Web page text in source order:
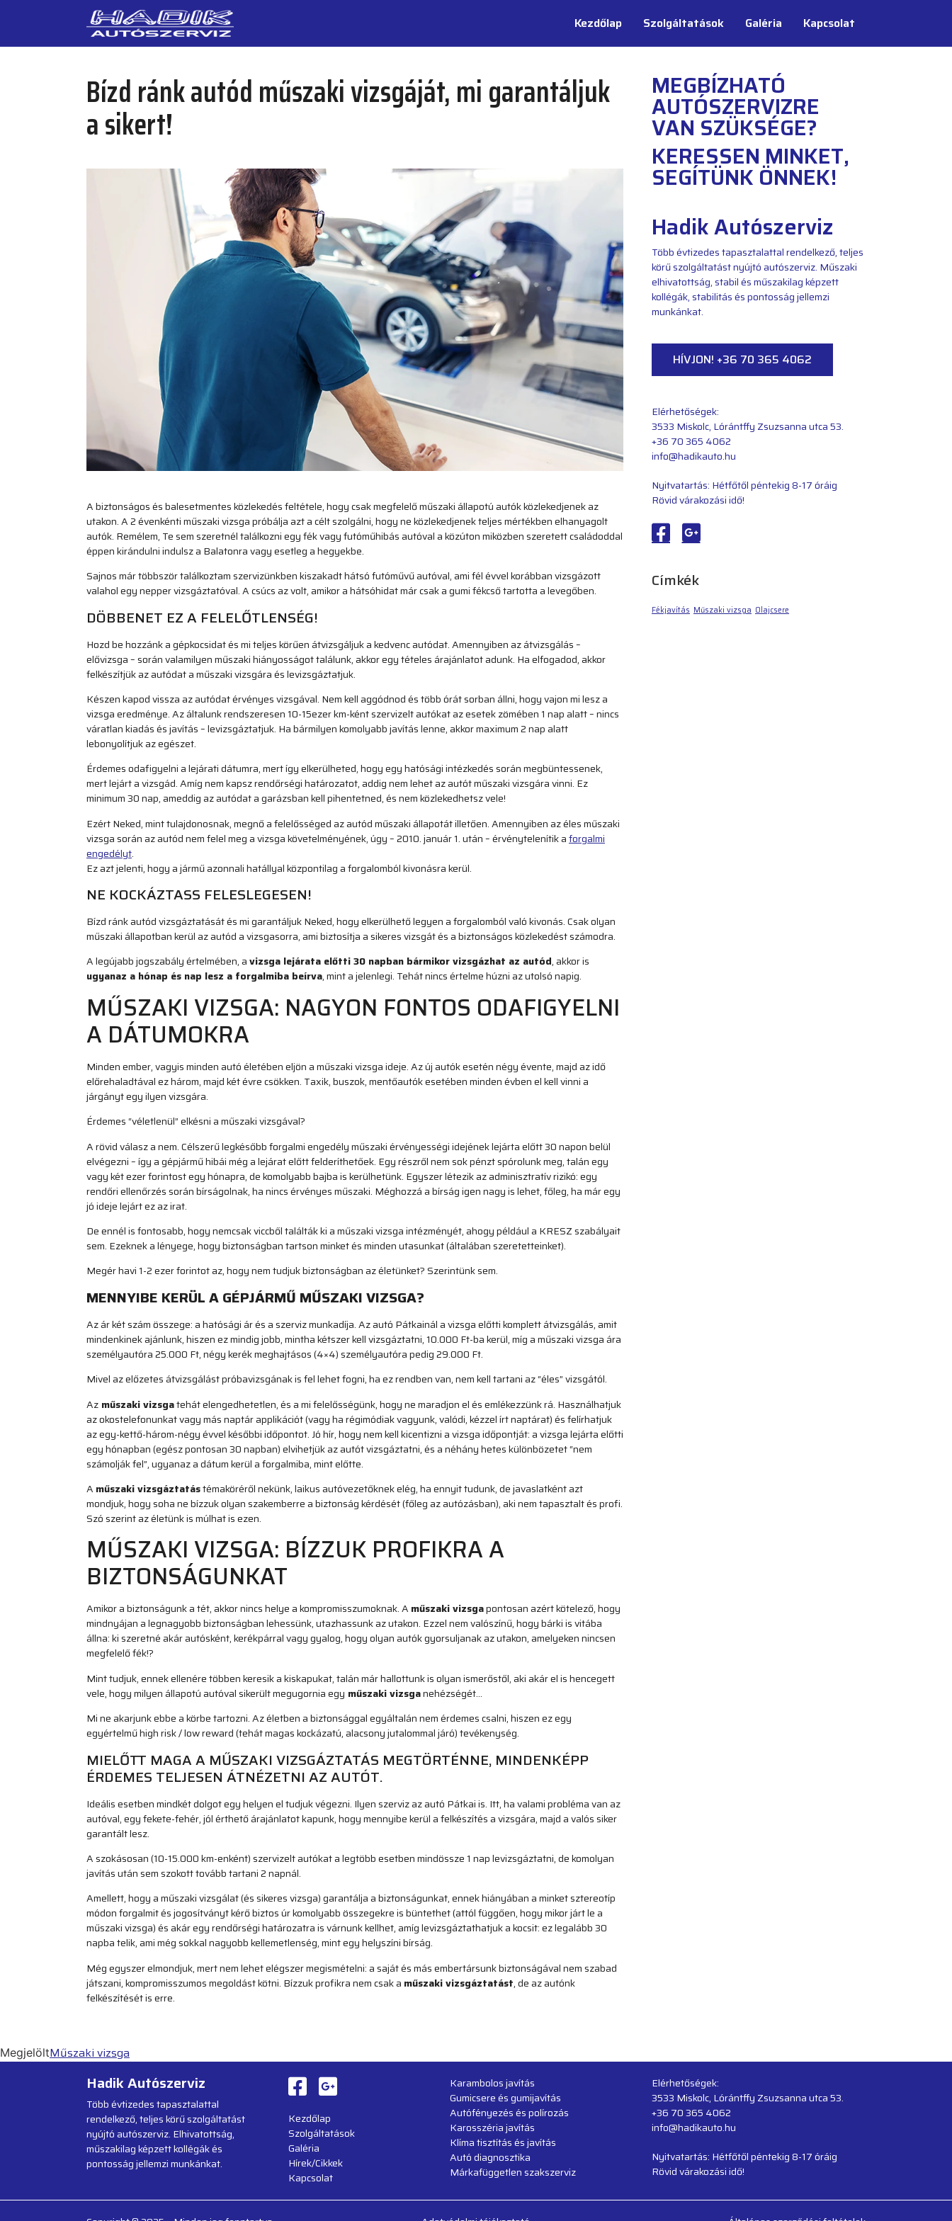
Kezdőlap Szolgáltatások Galéria Kapcsolat
Bízd ránk autód műszaki vizsgáját, mi garantáljuk
a sikert!
A biztonságos és balesetmentes közlekedés feltétele, hogy csak megfelelő műszaki állapotú autók közlekedjenek az
utakon. A 2 évenkénti műszaki vizsga próbálja azt a célt szolgálni, hogy ne közlekedjenek teljes mértékben elhanyagolt
autók. Remélem, Te sem szeretnél találkozni egy fék vagy futóműhibás autóval a közúton miközben szeretett családoddal
éppen kirándulni indulsz a Balatonra vagy esetleg a hegyekbe.
Sajnos már többször találkoztam szervizünkben kiszakadt hátsó futóművű autóval, ami fél évvel korábban vizsgázott
valahol egy nepper vizsgáztatóval. A csúcs az volt, amikor a hátsóhidat már csak a gumi fékcső tartotta a levegőben.
DÖBBENET EZ A FELELŐTLENSÉG!
Hozd be hozzánk a gépkocsidat és mi teljes körűen átvizsgáljuk a kedvenc autódat. Amennyiben az átvizsgálás –
elővizsga – során valamilyen műszaki hiányosságot találunk, akkor egy tételes árajánlatot adunk. Ha elfogadod, akkor
felkészítjük az autódat a műszaki vizsgára és levizsgáztatjuk.
Készen kapod vissza az autódat érvényes vizsgával. Nem kell aggódnod és több órát sorban állni, hogy vajon mi lesz a
vizsga eredménye. Az általunk rendszeresen 10-15ezer km-ként szervizelt autókat az esetek zömében 1 nap alatt – nincs
váratlan kiadás és javítás – levizsgáztatjuk. Ha bármilyen komolyabb javítás lenne, akkor maximum 2 nap alatt
lebonyolítjuk az egészet.
Érdemes odafigyelni a lejárati dátumra, mert így elkerülheted, hogy egy hatósági intézkedés során megbüntessenek,
mert lejárt a vizsgád. Amíg nem kapsz rendőrségi határozatot, addig nem lehet az autót műszaki vizsgára vinni. Ez
minimum 30 nap, ameddig az autódat a garázsban kell pihentetned, és nem közlekedhetsz vele!
Ezért Neked, mint tulajdonosnak, megnő a felelősséged az autód műszaki állapotát illetően. Amennyiben az éles műszaki
vizsga során az autód nem felel meg a vizsga követelményének, úgy – 2010. január 1. után – érvénytelenítik aforgalmi
engedélyt.
Ez azt jelenti, hogy a jármű azonnali hatállyal központilag a forgalomból kivonásra kerül.
NE KOCKÁZTASS FELESLEGESEN!
Bízd ránk autód vizsgáztatását és mi garantáljuk Neked, hogy elkerülhető legyen a forgalomból való kivonás. Csak olyan
műszaki állapotban kerül az autód a vizsgasorra, ami biztosítja a sikeres vizsgát és a biztonságos közlekedést számodra.
A legújabb jogszabály értelmében, avizsga lejárata előtti 30 napban bármikor vizsgázhat az autód, akkor is
ugyanaz a hónap és nap lesz a forgalmiba beírva, mint a jelenlegi. Tehát nincs értelme húzni az utolsó napig.
MŰSZAKI VIZSGA: NAGYON FONTOS ODAFIGYELNI
A DÁTUMOKRA
Minden ember, vagyis minden autó életében eljön a műszaki vizsga ideje. Az új autók esetén négy évente, majd az idő
előrehaladtával ez három, majd két évre csökken. Taxik, buszok, mentőautók esetében minden évben el kell vinni a
járgányt egy ilyen vizsgára.
Érdemes “véletlenül” elkésni a műszaki vizsgával?
A rövid válasz a nem. Célszerű legkésőbb forgalmi engedély műszaki érvényességi idejének lejárta előtt 30 napon belül
elvégezni – így a gépjármű hibái még a lejárat előtt felderíthetőek. Egy részről nem sok pénzt spórolunk meg, talán egy
vagy két ezer forintost egy hónapra, de komolyabb bajba is kerülhetünk. Egyszer létezik az adminisztratív rizikó: egy
rendőri ellenőrzés során bírságolnak, ha nincs érvényes műszaki. Méghozzá a bírság igen nagy is lehet, főleg, ha már egy
jó ideje lejárt ez az irat.
De ennél is fontosabb, hogy nemcsak viccből találták ki a műszaki vizsga intézményét, ahogy például a KRESZ szabályait
sem. Ezeknek a lényege, hogy biztonságban tartson minket és minden utasunkat (általában szeretetteinket).
Megér havi 1-2 ezer forintot az, hogy nem tudjuk biztonságban az életünket? Szerintünk sem.
MENNYIBE KERÜL A GÉPJÁRMŰ MŰSZAKI VIZSGA?
Az ár két szám összege: a hatósági ár és a szerviz munkadíja. Az autó Pátkainál a vizsga előtti komplett átvizsgálás, amit
mindenkinek ajánlunk, hiszen ez mindig jobb, mintha kétszer kell vizsgáztatni, 10.000 Ft-ba kerül, míg a műszaki vizsga ára
személyautóra 25.000 Ft, négy kerék meghajtásos (4×4) személyautóra pedig 29.000 Ft.
Mivel az előzetes átvizsgálást próbavizsgának is fel lehet fogni, ha ez rendben van, nem kell tartani az “éles” vizsgától.
Az műszaki vizsgatehát elengedhetetlen, és a mi felelősségünk, hogy ne maradjon el és emlékezzünk rá. Használhatjuk
az okostelefonunkat vagy más naptár applikációt (vagy ha régimódiak vagyunk, valódi, kézzel írt naptárat) és felírhatjuk
az egy-kettő-három-négy évvel későbbi időpontot. Jó hír, hogy nem kell kicentizni a vizsga időpontját: a vizsga lejárta előtti
egy hónapban (egész pontosan 30 napban) elvihetjük az autót vizsgáztatni, és a néhány hetes különbözetet “nem
számolják fel”, ugyanaz a dátum kerül a forgalmiba, mint előtte.
A műszaki vizsgáztatástémaköréről nekünk, laikus autóvezetőknek elég, ha ennyit tudunk, de javaslatként azt
mondjuk, hogy soha ne bízzuk olyan szakemberre a biztonság kérdését (főleg az autózásban), aki nem tapasztalt és profi.
Szó szerint az életünk is múlhat is ezen.
MŰSZAKI VIZSGA: BÍZZUK PROFIKRA A
BIZTONSÁGUNKAT
Amikor a biztonságunk a tét, akkor nincs helye a kompromisszumoknak. A műszaki vizsgapontosan azért kötelező, hogy
mindnyájan a legnagyobb biztonságban lehessünk, utazhassunk az utakon. Ezzel nem valószínű, hogy bárki is vitába
állna: ki szeretné akár autósként, kerékpárral vagy gyalog, hogy olyan autók gyorsuljanak az utakon, amelyeken nincsen
megfelelő fék!?
Mint tudjuk, ennek ellenére többen keresik a kiskapukat, talán már hallottunk is olyan ismerőstől, aki akár el is hencegett
vele, hogy milyen állapotú autóval sikerült megugornia egy műszaki vizsganehézségét…
Mi ne akarjunk ebbe a körbe tartozni. Az életben a biztonsággal egyáltalán nem érdemes csalni, hiszen ez egy
egyértelmű high risk / low reward (tehát magas kockázatú, alacsony jutalommal járó) tevékenység.
MIELŐTT MAGA A MŰSZAKI VIZSGÁZTATÁS MEGTÖRTÉNNE, MINDENKÉPP
ÉRDEMES TELJESEN ÁTNÉZETNI AZ AUTÓT.
Ideális esetben mindkét dolgot egy helyen el tudjuk végezni. Ilyen szerviz az autó Pátkai is. Itt, ha valami probléma van az
autóval, egy fekete-fehér, jól érthető árajánlatot kapunk, hogy mennyibe kerül a felkészítés a vizsgára, majd a valós siker
garantált lesz.
A szokásosan (10-15.000 km-enként) szervizelt autókat a legtöbb esetben mindössze 1 nap levizsgáztatni, de komolyan
javítás után sem szokott tovább tartani 2 napnál.
Amellett, hogy a műszaki vizsgálat (és sikeres vizsga) garantálja a biztonságunkat, ennek hiányában a minket sztereotíp
módon forgalmit és jogosítványt kérő biztos úr komolyabb összegekre is büntethet (attól függően, hogy mikor járt le a
műszaki vizsga) és akár egy rendőrségi határozatra is várnunk kellhet, amíg levizsgáztathatjuk a kocsit: ez legalább 30
napba telik, ami még sokkal nagyobb kellemetlenség, mint egy helyszíni bírság.
Még egyszer elmondjuk, mert nem lehet elégszer megismételni: a saját és más embertársunk biztonságával nem szabad
játszani, kompromisszumos megoldást kötni. Bízzuk profikra nem csak a műszaki vizsgáztatást, de az autónk
felkészítését is erre.
MEGBÍZHATÓ
AUTÓSZERVIZRE
VAN SZÜKSÉGE?
KERESSEN MINKET,
SEGÍTÜNK ÖNNEK!
Hadik Autószerviz
Több évtizedes tapasztalattal rendelkező, teljes
körű szolgáltatást nyújtó autószerviz. Műszaki
elhivatottság, stabil és műszakilag képzett
kollégák, stabilitás és pontosság jellemzi
munkánkat.
HÍVJON! +36 70 365 4062
Elérhetőségek:
3533 Miskolc, Lórántffy Zsuzsanna utca 53.
+36 70 365 4062
info@hadikauto.hu
Nyitvatartás: Hétfőtől péntekig 8-17 óráig
Rövid várakozási idő!
Címkék
Fékjavítás Műszaki vizsga Olajcsere
MegjelöltMűszaki vizsga
Hadik Autószerviz
Több évtizedes tapasztalattal
rendelkező, teljes körű szolgáltatást
nyújtó autószerviz. Elhivatottság,
műszakilag képzett kollégák és
pontosság jellemzi munkánkat.
Kezdőlap
Szolgáltatások
Galéria
Hírek/Cikkek
Kapcsolat
Karambolos javítás
Gumicsere és gumijavítás
Autófényezés és polírozás
Karosszéria javítás
Klíma tisztítás és javítás
Autó diagnosztika
Márkafüggetlen szakszerviz
Elérhetőségek:
3533 Miskolc, Lórántffy Zsuzsanna utca 53.
+36 70 365 4062
info@hadikauto.hu
Nyitvatartás: Hétfőtől péntekig 8-17 óráig
Rövid várakozási idő!